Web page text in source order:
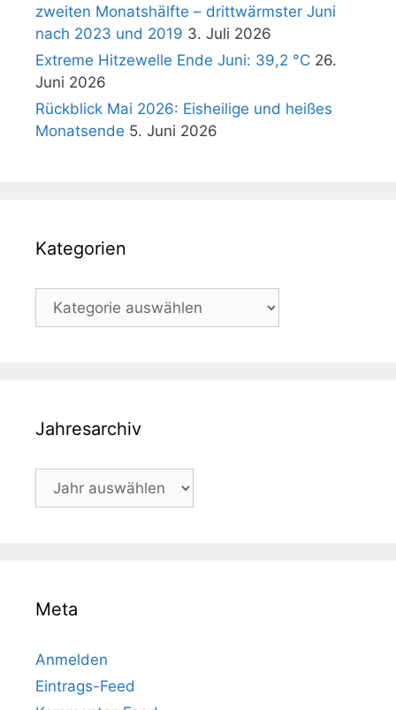
zweiten Monatshälfte – drittwärmster Juni
nach 2023 und 2019 3. Juli 2026
Extreme Hitzewelle Ende Juni: 39,2 °C 26.
Juni 2026
Rückblick Mai 2026: Eisheilige und heißes
Monatsende 5. Juni 2026
Kategorien
Kategorien
Jahresarchiv
Meta
Anmelden
Eintrags-Feed